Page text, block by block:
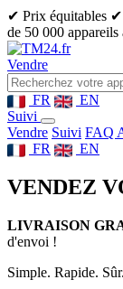
✔ Prix équitables ✔
de 50 000 appareils
Vendre
FR
EN
Suivi
Vendre Suivi FAQ
FR
EN
VENDEZ
LIVRAISON
d'envoi !
Simple. Rapide. Sûr.